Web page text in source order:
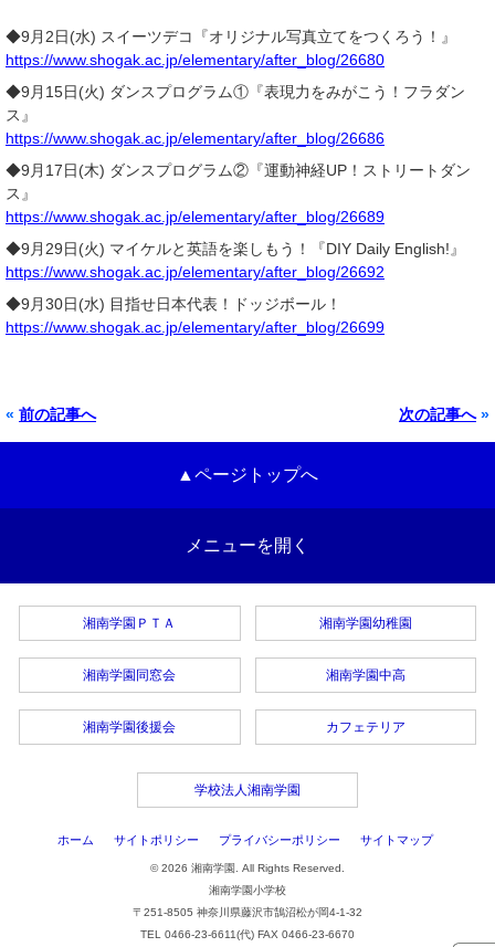
◆9月2日(水) スイーツデコ『オリジナル写真立てをつくろう！』
https://www.shogak.ac.jp/elementary/after_blog/26680
◆9月15日(火) ダンスプログラム①『表現力をみがこう！フラダン
ス』
https://www.shogak.ac.jp/elementary/after_blog/26686
◆9月17日(木) ダンスプログラム②『運動神経UP！ストリートダン
ス』
https://www.shogak.ac.jp/elementary/after_blog/26689
◆9月29日(火) マイケルと英語を楽しもう！『DIY Daily English!』
https://www.shogak.ac.jp/elementary/after_blog/26692
◆9月30日(水) 目指せ日本代表！ドッジボール！
https://www.shogak.ac.jp/elementary/after_blog/26699
« 前の記事へ 次の記事へ»
▲ページトップへ
メニューを開く
湘南学園ＰＴＡ
湘南学園同窓会
湘南学園後援会
湘南学園幼稚園
湘南学園中高
カフェテリア
学校法人湘南学園
ホーム サイトポリシー プライバシーポリシー サイトマップ
© 2026 湘南学園. All Rights Reserved.
湘南学園小学校
〒251-8505 神奈川県藤沢市鵠沼松が岡4-1-32
TEL 0466-23-6611(代) FAX 0466-23-6670